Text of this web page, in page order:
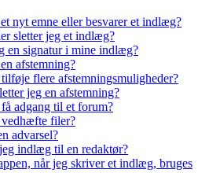
nyt emne eller besvarer et indlæg?
sletter jeg et indlæg?
en signatur i mine indlæg?
afstemning?
flere afstemningsmuligheder?
jeg en afstemning?
adgang til et forum?
filer?
advarsel?
indlæg til en redaktør?
når jeg skriver et indlæg, bruges